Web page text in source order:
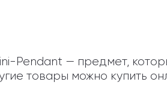
Pendant — предмет,
товары можно купить